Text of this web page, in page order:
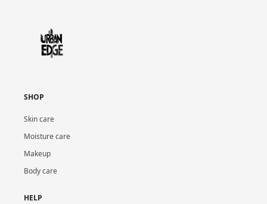
SHOP
Skin care
Moisture care
Makeup
Body care
HELP